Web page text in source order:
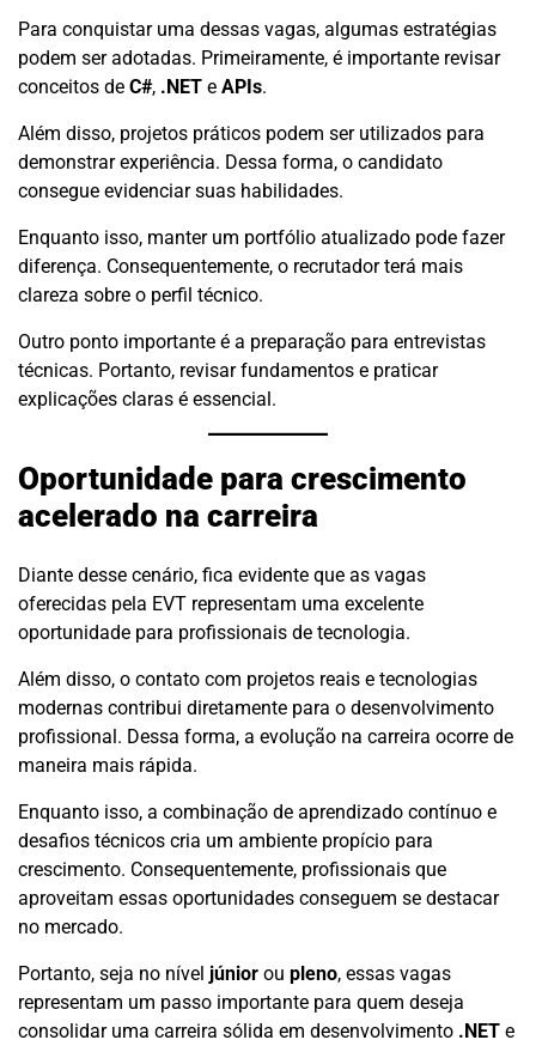
Para conquistar uma dessas vagas, algumas estratégias
podem ser adotadas. Primeiramente, é importante revisar
conceitos de C#, .NET e APIs.
Além disso, projetos práticos podem ser utilizados para
demonstrar experiência. Dessa forma, o candidato
consegue evidenciar suas habilidades.
Enquanto isso, manter um portfólio atualizado pode fazer
diferença. Consequentemente, o recrutador terá mais
clareza sobre o perfil técnico.
Outro ponto importante é a preparação para entrevistas
técnicas. Portanto, revisar fundamentos e praticar
explicações claras é essencial.
Oportunidade para crescimento
acelerado na carreira
Diante desse cenário, fica evidente que as vagas
oferecidas pela EVT representam uma excelente
oportunidade para profissionais de tecnologia.
Além disso, o contato com projetos reais e tecnologias
modernas contribui diretamente para o desenvolvimento
profissional. Dessa forma, a evolução na carreira ocorre de
maneira mais rápida.
Enquanto isso, a combinação de aprendizado contínuo e
desafios técnicos cria um ambiente propício para
crescimento. Consequentemente, profissionais que
aproveitam essas oportunidades conseguem se destacar
no mercado.
Portanto, seja no nível júnior ou pleno, essas vagas
representam um passo importante para quem deseja
consolidar uma carreira sólida em desenvolvimento .NET e